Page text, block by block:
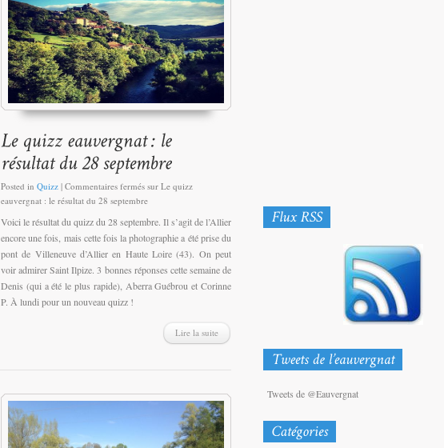
Posted in Quizz | Commentaires fermés sur Le quizz
eauvergnat : le résultat du 28 septembre
Voici le résultat du quizz du 28 septembre. Il s’agit de l’Allier
encore une fois, mais cette fois la photographie a été prise du
pont de Villeneuve d’Allier en Haute Loire (43). On peut
voir admirer Saint Ilpize. 3 bonnes réponses cette semaine de
Denis (qui a été le plus rapide), Aberra Guébrou et Corinne
P. À lundi pour un nouveau quizz !
Lire la suite
Tweets de @Eauvergnat